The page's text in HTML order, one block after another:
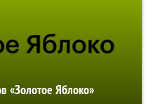
«Золотое Яблоко»